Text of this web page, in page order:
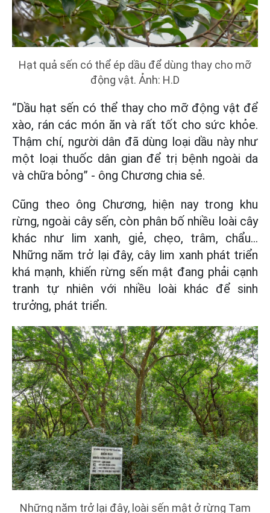
Hạt quả sến có thể ép dầu để dùng thay cho mỡ
động vật. Ảnh: H.D
“Dầu hạt sến có thể thay cho mỡ động vật để
xào, rán các món ăn và rất tốt cho sức khỏe.
Thậm chí, người dân đã dùng loại dầu này như
một loại thuốc dân gian để trị bệnh ngoài da
và chữa bỏng” - ông Chương chia sẻ.
Cũng theo ông Chương, hiện nay trong khu
rừng, ngoài cây sến, còn phân bố nhiều loài cây
khác như lim xanh, giẻ, chẹo, trâm, chẩu...
Những năm trở lại đây, cây lim xanh phát triển
khá mạnh, khiến rừng sến mật đang phải cạnh
tranh tự nhiên với nhiều loài khác để sinh
trưởng, phát triển.
Những năm trở lại đây, loài sến mật ở rừng Tam